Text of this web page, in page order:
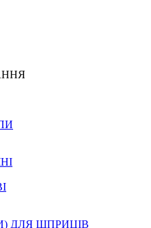
ДЛЯ ШПРИЦІВ